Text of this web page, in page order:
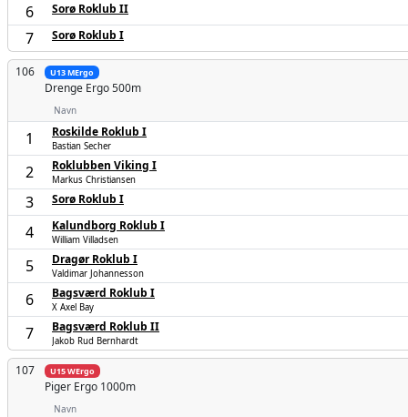
6 Sorø Roklub II
7 Sorø Roklub I
106 U13 MErgo
Drenge Ergo 500m
Navn
1 Roskilde Roklub I
Bastian Secher
2 Roklubben Viking I
Markus Christiansen
3 Sorø Roklub I
4 Kalundborg Roklub I
William Villadsen
5 Dragør Roklub I
Valdimar Johannesson
6 Bagsværd Roklub I
X Axel Bay
7 Bagsværd Roklub II
Jakob Rud Bernhardt
107 U15 WErgo
Piger Ergo 1000m
Navn